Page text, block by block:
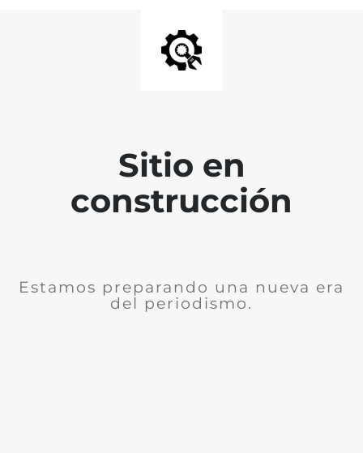
Sitio en
construcción
Estamos preparando una nueva era
del periodismo.